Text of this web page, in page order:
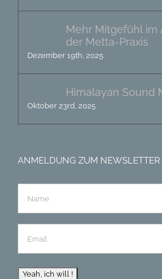
Mehr Mitgefühl im
der Metta-Praxis
Dezember 19th, 2025
Himalayan Sound
Oktober 23rd, 2025
ANMELDUNG ZUM NEWSLETTER